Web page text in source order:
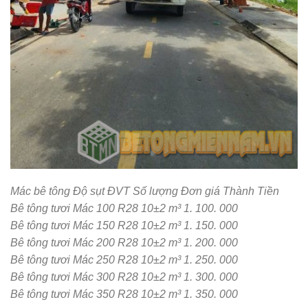
Mác bê tông Độ sụt ĐVT Số lượng Đơn giá Thành Tiền
Bê tông tươi Mác 100 R28 10±2 m³ 1. 100. 000
Bê tông tươi Mác 150 R28 10±2 m³ 1. 150. 000
Bê tông tươi Mác 200 R28 10±2 m³ 1. 200. 000
Bê tông tươi Mác 250 R28 10±2 m³ 1. 250. 000
Bê tông tươi Mác 300 R28 10±2 m³ 1. 300. 000
Bê tông tươi Mác 350 R28 10±2 m³ 1. 350. 000